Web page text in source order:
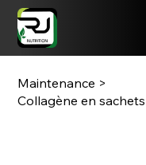
Maintenance >